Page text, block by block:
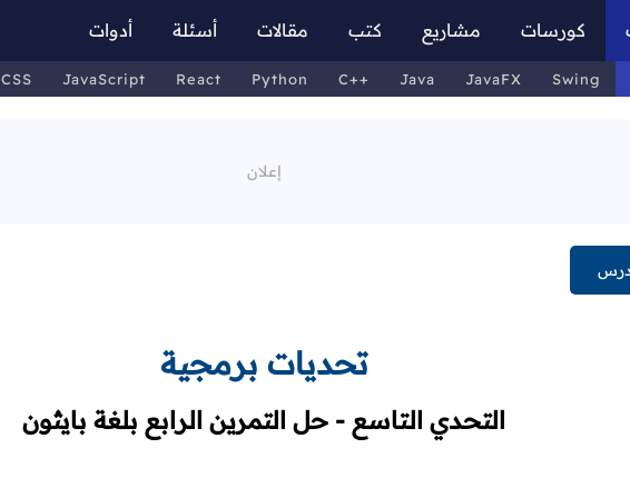
كورسات مشاريع كتب مقالات أسئلة أدوات
CSS JavaScript React Python C++ Java JavaFX Swing
تحديات برمجية
التحدي التاسع - حل التمرين الرابع بلغة بايثون